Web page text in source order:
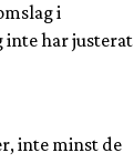
i
inte har justerat
inte minst de